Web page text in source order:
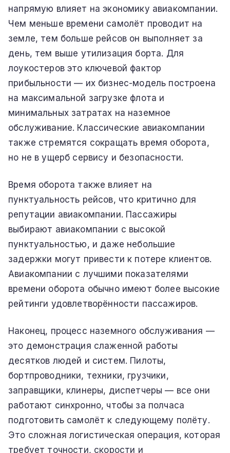
напрямую влияет на экономику авиакомпании.
Чем меньше времени самолёт проводит на
земле, тем больше рейсов он выполняет за
день, тем выше утилизация борта. Для
лоукостеров это ключевой фактор
прибыльности — их бизнес-модель построена
на максимальной загрузке флота и
минимальных затратах на наземное
обслуживание. Классические авиакомпании
также стремятся сокращать время оборота,
но не в ущерб сервису и безопасности.
Время оборота также влияет на
пунктуальность рейсов, что критично для
репутации авиакомпании. Пассажиры
выбирают авиакомпании с высокой
пунктуальностью, и даже небольшие
задержки могут привести к потере клиентов.
Авиакомпании с лучшими показателями
времени оборота обычно имеют более высокие
рейтинги удовлетворённости пассажиров.
Наконец, процесс наземного обслуживания —
это демонстрация слаженной работы
десятков людей и систем. Пилоты,
бортпроводники, техники, грузчики,
заправщики, клинеры, диспетчеры — все они
работают синхронно, чтобы за полчаса
подготовить самолёт к следующему полёту.
Это сложная логистическая операция, которая
требует точности, скорости и